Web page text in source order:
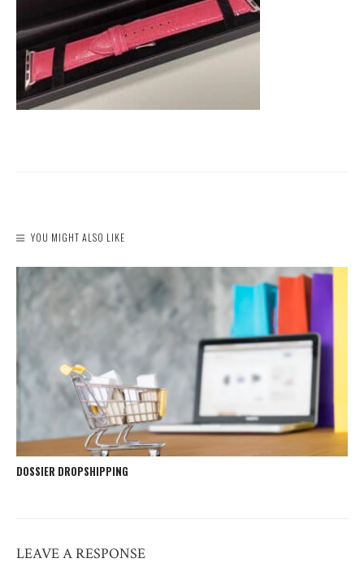
YOU MIGHT ALSO LIKE
DOSSIER DROPSHIPPING
LEAVE A RESPONSE